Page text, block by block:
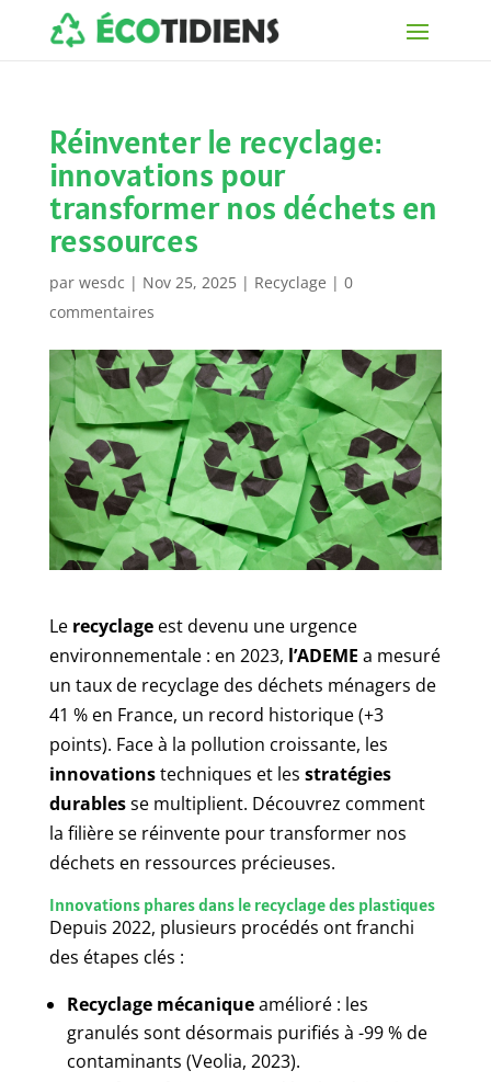
Réinventer le recyclage:
innovations pour
transformer nos déchets en
ressources
par wesdc | Nov 25, 2025| Recyclage | 0
commentaires
Le recyclageest devenu une urgence
environnementale : en 2023, l’ADEME a mesuré
un taux de recyclage des déchets ménagers de
41 % en France, un record historique (+3
points). Face à la pollution croissante, les
innovationstechniques et les stratégies
durablesse multiplient. Découvrez comment
la filière se réinvente pour transformer nos
déchets en ressources précieuses.
Innovations phares dans le recyclage des plastiques
Depuis 2022, plusieurs procédés ont franchi
des étapes clés :
Recyclage mécaniqueamélioré : les
granulés sont désormais purifiés à -99 % de
contaminants (Veolia, 2023).